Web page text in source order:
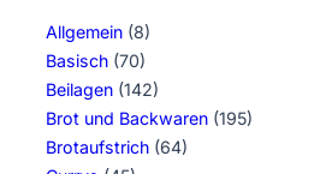
Allgemein (8)
Basisch (70)
Beilagen (142)
Brot und Backwaren (195)
Brotaufstrich (64)